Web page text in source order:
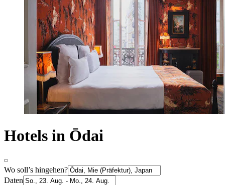
Hotels in Ōdai
Wo soll’s hingehen?
Daten